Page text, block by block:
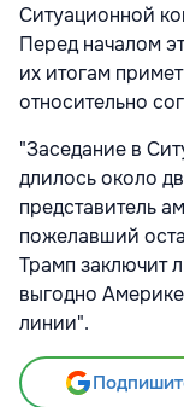
Ситуационной
Перед началом
их итогам
относительно
"Заседание в
длилось около
представитель
пожелавший
Трамп заключит
выгодно
линии".